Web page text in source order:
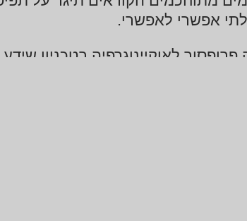
אפשרי לאפשרי.
פרופסור לאוקיינוגרפיה בטכניון
הפך את ירין ליודע "קצת על
לבין גישה שיטתית שנחקרת